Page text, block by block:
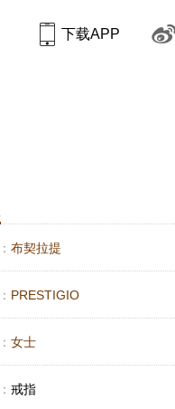
下载APP
布契拉提
PRESTIGIO
女士
戒指